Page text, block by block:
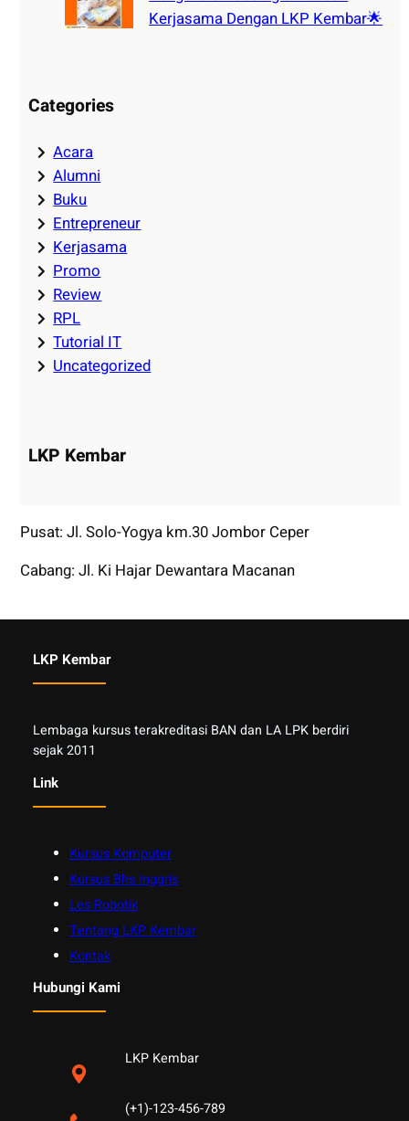
Kerjasama Dengan LKP Kembar🌟
Categories
Acara
Alumni
Buku
Entrepreneur
Kerjasama
Promo
Review
RPL
Tutorial IT
Uncategorized
LKP Kembar
Pusat: Jl. Solo-Yogya km.30 Jombor Ceper
Cabang: Jl. Ki Hajar Dewantara Macanan
LKP Kembar
Lembaga kursus terakreditasi BAN dan LA LPK berdiri
sejak 2011
Link
Kursus Komputer
Kursus Bhs Inggris
Les Robotik
Tentang LKP Kembar
Kontak
Hubungi Kami
LKP Kembar
(+1)-123-456-789